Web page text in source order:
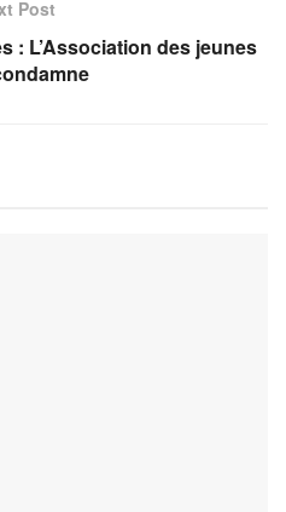
Post
: L’Association des jeunes